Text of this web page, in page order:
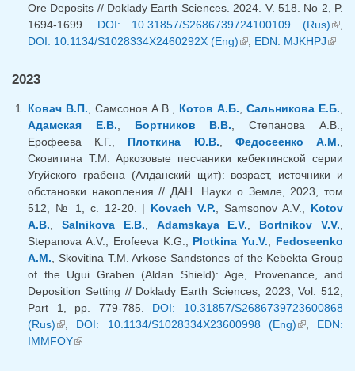
Ore Deposits // Doklady Earth Sciences. 2024. V. 518. No 2, P.
1694-1699. DOI: 10.31857/S2686739724100109 (Rus)
DOI: 10.1134/S1028334X2460292X (Eng)(внешняя ссылка)
EDN: MJKHPJ
2023
Ковач В.П., Самсонов А.В., Котов А.Б., Сальникова Е.Б.,
Адамская Е.В., Бортников В.В., Степанова А.В.,
Ерофеева К.Г., Плоткина Ю.В., Федосеенко А.М.,
Сковитина Т.М. Аркозовые песчаники кебектинской серии
Угуйского грабена (Алданский щит): возраст, источники и
обстановки накопления // ДАН. Науки о Земле, 2023, том
512, № 1, с. 12-20. | Kovach V.P., Samsonov A.V., Kotov
A.B., Salnikova E.B., Adamskaya E.V., Bortnikov V.V.,
Stepanova A.V., Erofeeva K.G., Plotkina Yu.V., Fedoseenko
A.M., Skovitina T.M. Arkose Sandstones of the Kebekta Group
of the Ugui Graben (Aldan Shield): Age, Provenance, and
Deposition Setting // Doklady Earth Sciences, 2023, Vol. 512,
Part 1, pp. 779-785. DOI: 10.31857/S2686739723600868
(Rus)(внешняя ссылка)
, DOI: 10.1134/S1028334X23600998 (Eng)(внешняя
, EDN:
IMMFOY(внешняя ссылка)